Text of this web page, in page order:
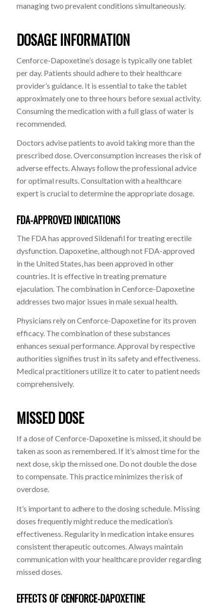
managing two prevalent conditions simultaneously.
DOSAGE INFORMATION
Cenforce-Dapoxetine’s dosage is typically one tablet
per day. Patients should adhere to their healthcare
provider’s guidance. It is essential to take the tablet
approximately one to three hours before sexual activity.
Consuming the medication with a full glass of water is
recommended.
Doctors advise patients to avoid taking more than the
prescribed dose. Overconsumption increases the risk of
adverse effects. Always follow the professional advice
for optimal results. Consultation with a healthcare
expert is crucial to determine the appropriate dosage.
FDA-APPROVED INDICATIONS
The FDA has approved Sildenafil for treating erectile
dysfunction. Dapoxetine, although not FDA-approved
in the United States, has been approved in other
countries. It is effective in treating premature
ejaculation. The combination in Cenforce-Dapoxetine
addresses two major issues in male sexual health.
Physicians rely on Cenforce-Dapoxetine for its proven
efficacy. The combination of these substances
enhances sexual performance. Approval by respective
authorities signifies trust in its safety and effectiveness.
Medical practitioners utilize it to cater to patient needs
comprehensively.
MISSED DOSE
If a dose of Cenforce-Dapoxetine is missed, it should be
taken as soon as remembered. If it’s almost time for the
next dose, skip the missed one. Do not double the dose
to compensate. This practice minimizes the risk of
overdose.
It’s important to adhere to the dosing schedule. Missing
doses frequently might reduce the medication’s
effectiveness. Regularity in medication intake ensures
consistent therapeutic outcomes. Always maintain
communication with your healthcare provider regarding
missed doses.
EFFECTS OF CENFORCE-DAPOXETINE